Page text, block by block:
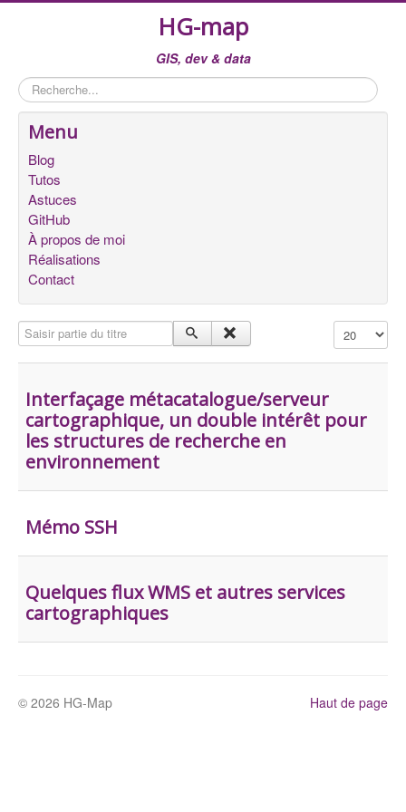
HG-map
GIS, dev & data
Rechercher
Menu
Blog
Tutos
Astuces
GitHub
À propos de moi
Réalisations
Contact
Saisir partie du titre Affichage #
Interfaçage métacatalogue/serveur
cartographique, un double intérêt pour
les structures de recherche en
environnement
Mémo SSH
Quelques flux WMS et autres services
cartographiques
Haut de page
© 2026 HG-Map